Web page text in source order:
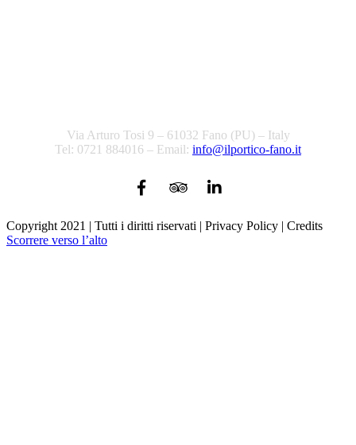
Via Arturo Tosi 9 – 61032 Fano (PU) – Italy
Tel: 0721 884016 – Email: info@ilportico-fano.it
Copyright 2021 | Tutti i diritti riservati | Privacy Policy | Credits
Scorrere verso l’alto